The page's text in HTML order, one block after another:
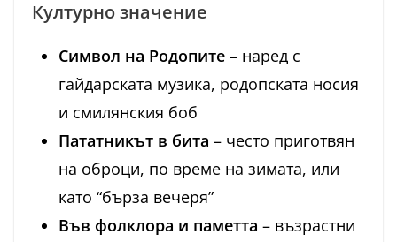
Културно значение
Символ на Родопите – наред с
гайдарската музика, родопската носия
и смилянския боб
Пататникът в бита – често приготвян
на оброци, по време на зимата, или
като “бърза вечеря”
Във фолклора и паметта – възрастни